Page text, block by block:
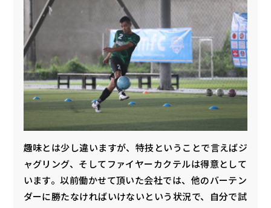
趣味とは少し違いますが、特技ということで言えばジ
ャグリング、そしてファイヤーカクテルは得意として
います。以前働かせて頂いた会社では、他のバーテン
ダーに勝たなければいけないという状況で、自分で試